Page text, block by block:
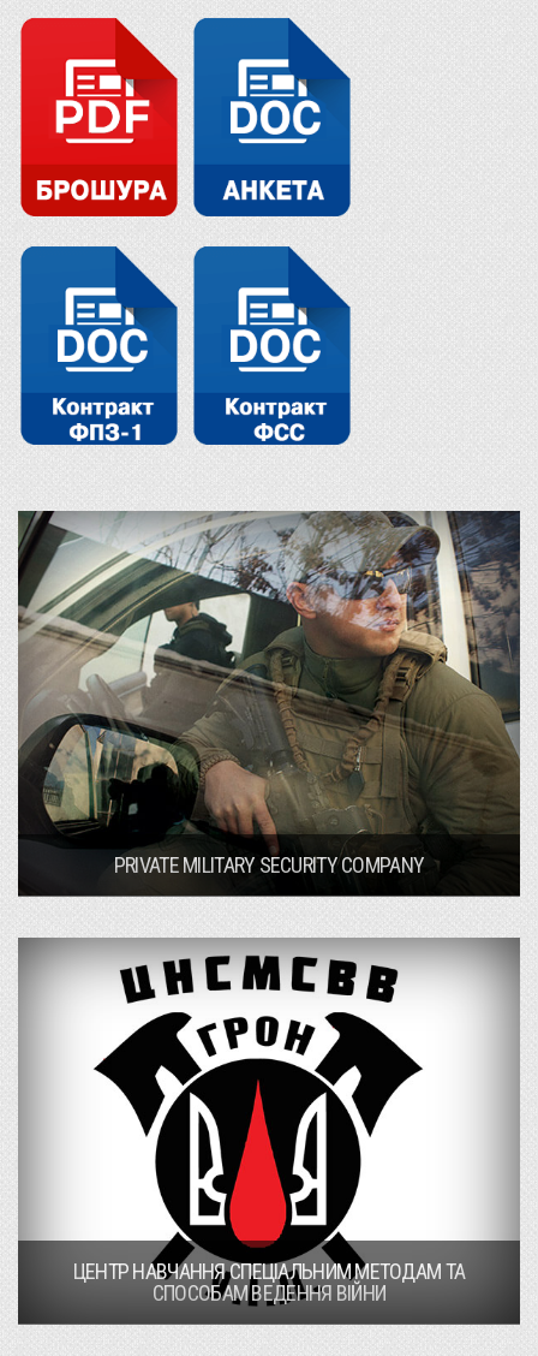
PRIVATE MILITARY SECURITY COMPANY
ЦЕНТР НАВЧАННЯ СПЕЦІАЛЬНИМ МЕТОДАМ ТА
СПОСОБАМ ВЕДЕННЯ ВІЙНИ